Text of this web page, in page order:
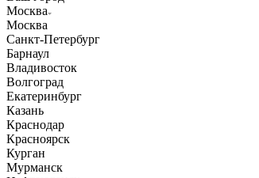
Москва
Москва
Санкт-Петербург
Барнаул
Владивосток
Волгоград
Екатеринбург
Казань
Краснодар
Красноярск
Курган
Мурманск